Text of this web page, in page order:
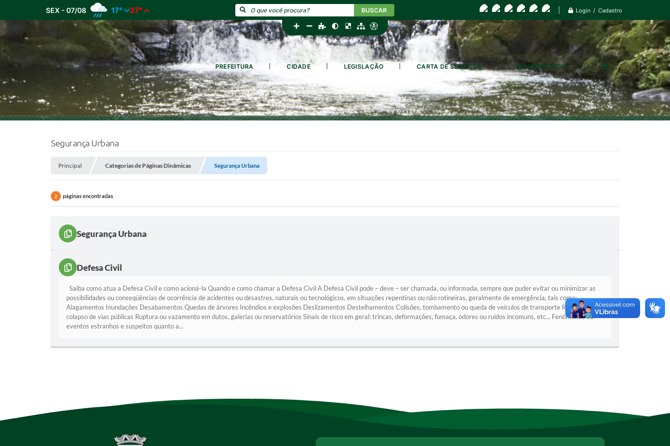
Login / Cadastro
SEX - 07/08 17° 27° BUSCAR
PREFEITURA CIDADE LEGISLAÇÃO CARTA DE SERVIÇOS TRANSPARÊNCIA
Segurança Urbana
Principal Categorias de Páginas Dinâmicas Segurança Urbana
2 páginas encontradas
Segurança Urbana
Defesa Civil
Saiba como atua a Defesa Civil e como acioná-la Quando e como chamar a Defesa Civil A Defesa Civil pode – deve – ser chamada, ou informada, sempre que puder evitar ou minimizar as
possibilidades ou conseqüências de ocorrência de acidentes ou desastres, naturais ou tecnológicos, em situações repentinas ou não rotineiras, geralmente de emergência, tais como:
Alagamentos Inundações Desabamentos Quedas de árvores Incêndios e explosões Deslizamentos Destelhamentos Colisões, tombamento ou queda de veículos de transporte Rupturas ou
colapso de vias públicas Ruptura ou vazamento em dutos, galerias ou reservatórios Sinais de risco em geral: trincas, deformações, fumaça, odores ou ruídos incomuns, etc... Fenômenos ou
eventos estranhos e suspeitos quanto a...